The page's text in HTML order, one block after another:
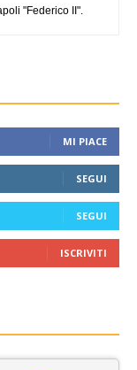
"Federico II".
MI PIACE
SEGUI
SEGUI
ISCRIVITI